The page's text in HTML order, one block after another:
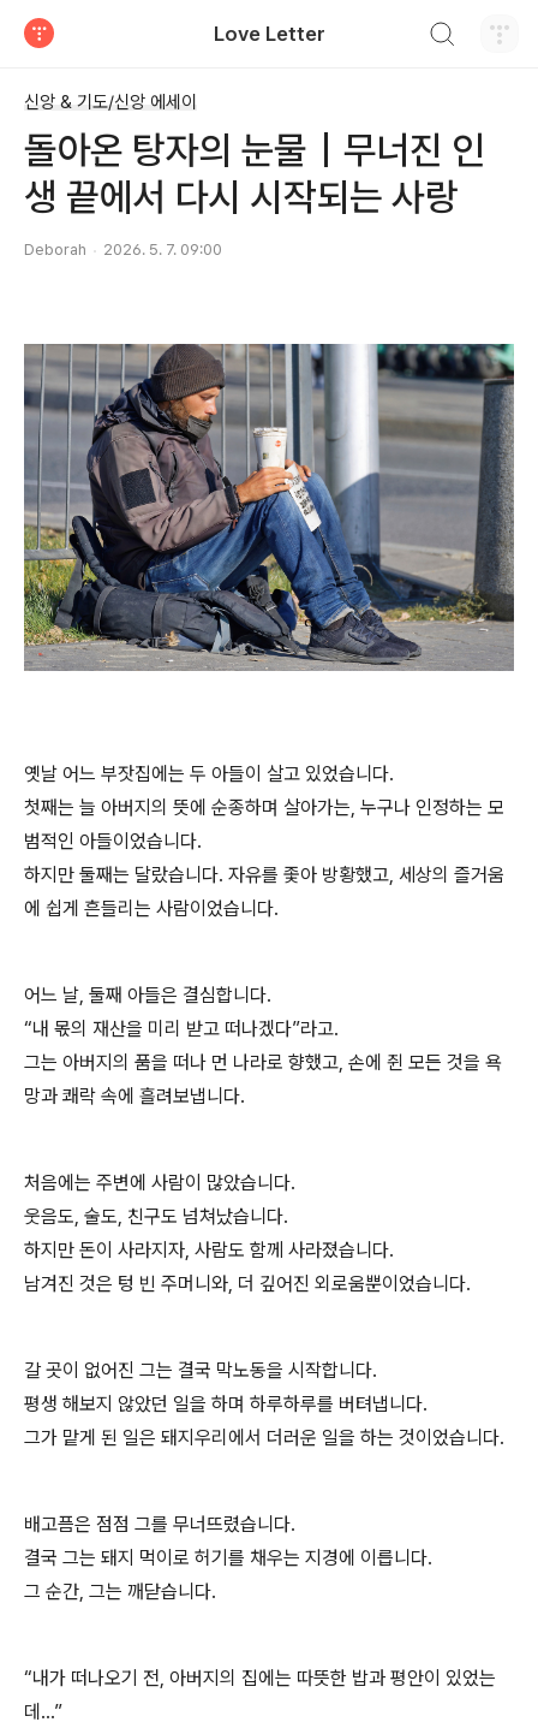
Love Letter
신앙 & 기도/신앙 에세이
돌아온 탕자의 눈물｜무너진 인
생 끝에서 다시 시작되는 사랑
Deborah 2026. 5. 7. 09:00
옛날 어느 부잣집에는 두 아들이 살고 있었습니다.
첫째는 늘 아버지의 뜻에 순종하며 살아가는, 누구나 인정하는 모
범적인 아들이었습니다.
하지만 둘째는 달랐습니다. 자유를 좇아 방황했고, 세상의 즐거움
에 쉽게 흔들리는 사람이었습니다.
어느 날, 둘째 아들은 결심합니다.
“내 몫의 재산을 미리 받고 떠나겠다”라고.
그는 아버지의 품을 떠나 먼 나라로 향했고, 손에 쥔 모든 것을 욕
망과 쾌락 속에 흘려보냅니다.
처음에는 주변에 사람이 많았습니다.
웃음도, 술도, 친구도 넘쳐났습니다.
하지만 돈이 사라지자, 사람도 함께 사라졌습니다.
남겨진 것은 텅 빈 주머니와, 더 깊어진 외로움뿐이었습니다.
갈 곳이 없어진 그는 결국 막노동을 시작합니다.
평생 해보지 않았던 일을 하며 하루하루를 버텨냅니다.
그가 맡게 된 일은 돼지우리에서 더러운 일을 하는 것이었습니다.
배고픔은 점점 그를 무너뜨렸습니다.
결국 그는 돼지 먹이로 허기를 채우는 지경에 이릅니다.
그 순간, 그는 깨닫습니다.
“내가 떠나오기 전, 아버지의 집에는 따뜻한 밥과 평안이 있었는
데…”